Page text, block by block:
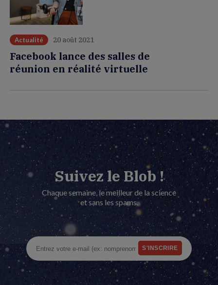
Actualité 20 août 2021
Facebook lance des salles de
réunion en réalité virtuelle
Suivez le Blob !
Chaque semaine, le meilleur de la science
et sans les spams.